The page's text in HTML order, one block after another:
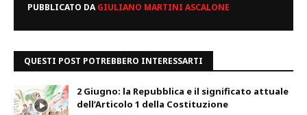
PUBBLICATO DAGIULIANO MARTINI ASCALONE
QUESTI POST POTREBBERO INTERESSARTI
2 Giugno: la Repubblica e il significato attuale
dell’Articolo 1 della Costituzione